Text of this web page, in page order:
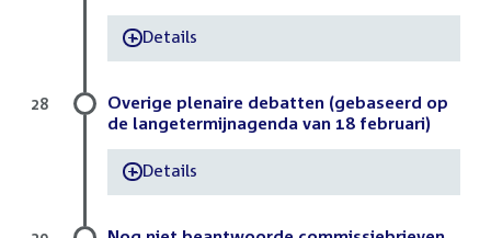
-Details
Overige plenaire debatten (gebaseerd op
de langetermijnagenda van 18 februari)
-Details
28